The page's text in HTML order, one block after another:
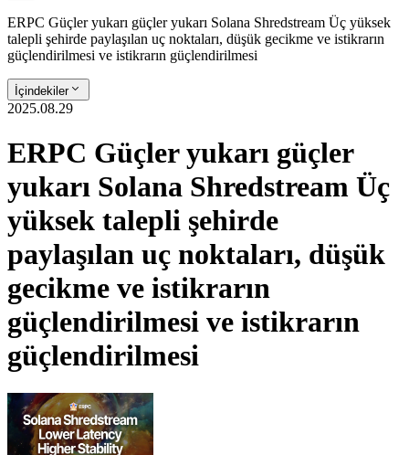
ERPC Güçler yukarı güçler yukarı Solana Shredstream Üç yüksek
talepli şehirde paylaşılan uç noktaları, düşük gecikme ve istikrarın
güçlendirilmesi ve istikrarın güçlendirilmesi
İçindekiler
2025.08.29
ERPC Güçler yukarı güçler
yukarı Solana Shredstream Üç
yüksek talepli şehirde
paylaşılan uç noktaları, düşük
gecikme ve istikrarın
güçlendirilmesi ve istikrarın
güçlendirilmesi